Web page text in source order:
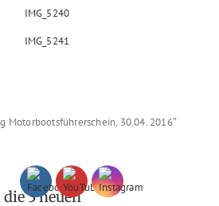
Motorbootsführerschein, 30.04. 2016″
3 neuen